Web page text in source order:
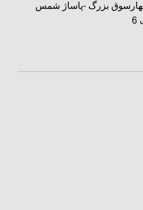
چهارسوق بزرگ -پاساژ شمس